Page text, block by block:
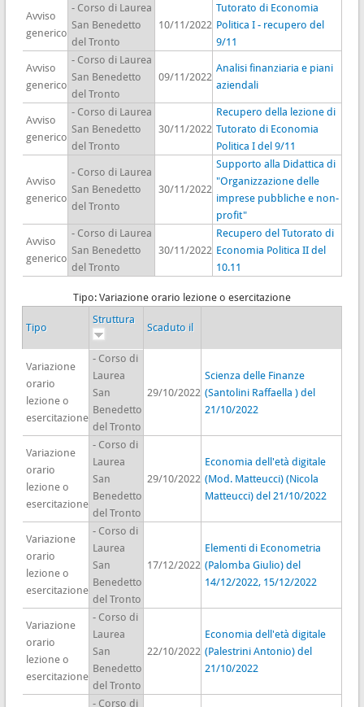
Avviso
generico
- Corso di Laurea
San Benedetto
del Tronto
10/11/2022
Tutorato di Economia
Politica I - recupero del
9/11
Avviso
generico
- Corso di Laurea
San Benedetto
del Tronto
09/11/2022
Analisi finanziaria e piani
aziendali
Avviso
generico
- Corso di Laurea
San Benedetto
del Tronto
30/11/2022
Recupero della lezione di
Tutorato di Economia
Politica I del 9/11
Avviso
generico
- Corso di Laurea
San Benedetto
del Tronto
30/11/2022
Supporto alla Didattica di
"Organizzazione delle
imprese pubbliche e non-
profit"
Avviso
generico
- Corso di Laurea
San Benedetto
del Tronto
30/11/2022
Recupero del Tutorato di
Economia Politica II del
10.11
Tipo: Variazione orario lezione o esercitazione
Tipo
Struttura
Scaduto il
Variazione
orario
lezione o
esercitazione
- Corso di
Laurea
San
Benedetto
del Tronto
29/10/2022
Scienza delle Finanze
(Santolini Raffaella ) del
21/10/2022
Variazione
orario
lezione o
esercitazione
- Corso di
Laurea
San
Benedetto
del Tronto
29/10/2022
Economia dell'età digitale
(Mod. Matteucci) (Nicola
Matteucci) del 21/10/2022
Variazione
orario
lezione o
esercitazione
- Corso di
Laurea
San
Benedetto
del Tronto
17/12/2022
Elementi di Econometria
(Palomba Giulio) del
14/12/2022, 15/12/2022
Variazione
orario
lezione o
esercitazione
- Corso di
Laurea
San
Benedetto
del Tronto
22/10/2022
Economia dell'età digitale
(Palestrini Antonio) del
21/10/2022
- Corso di